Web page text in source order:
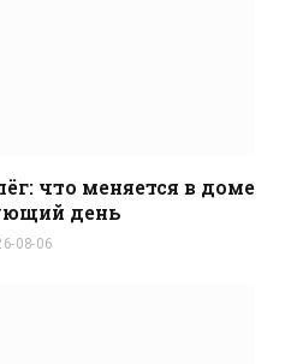
что меняется в доме
день
08-06